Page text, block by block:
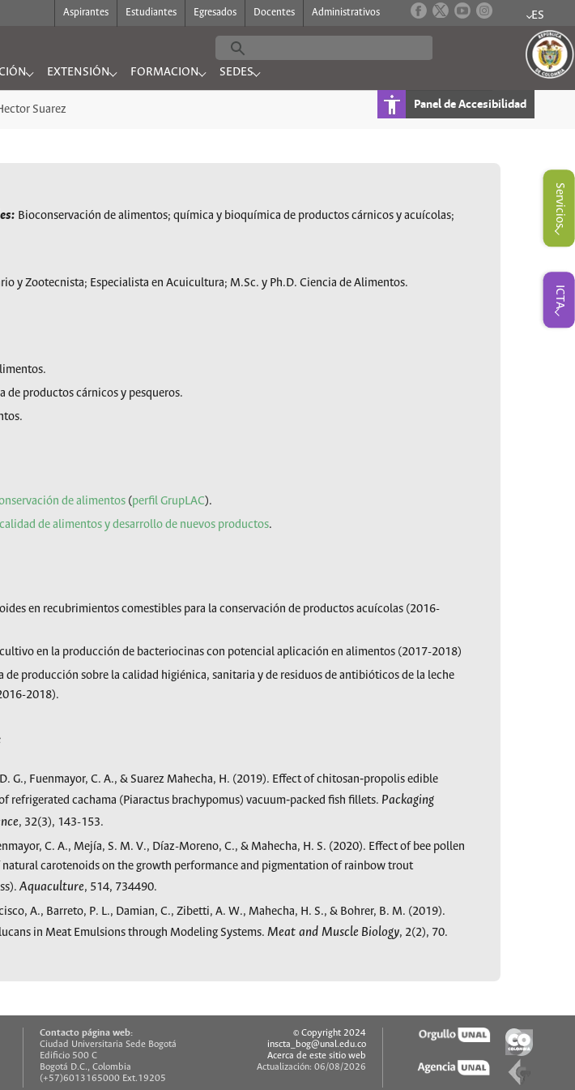
Aspirantes Estudiantes Egresados Docentes Administrativos ES
"INVESTIGACIÓN"
EXTENSIÓN
Submenu for "EXTENSIÓN"
FORMACION
Submenu for "FORMACION"
SEDES
Submenu for "SEDES"
Panel de Accesibilidad
Suarez
Bioconservación de alimentos; química y bioquímica de productos cárnicos y acuícolas;
y Zootecnista; Especialista en Acuicultura; M.Sc. y Ph.D. Ciencia de Alimentos.
de productos cárnicos y pesqueros.
de alimentos (perfil GrupLAC).
de alimentos y desarrollo de nuevos productos.
en recubrimientos comestibles para la conservación de productos acuícolas (2016-
en la producción de bacteriocinas con potencial aplicación en alimentos (2017-2018)
de producción sobre la calidad higiénica, sanitaria y de residuos de antibióticos de la leche
2018).
G., Fuenmayor, C. A., & Suarez Mahecha, H. (2019). Effect of chitosan‐propolis edible
refrigerated cachama (Piaractus brachypomus) vacuum‐packed fish fillets. Packaging
, 32(3), 143-153.
C. A., Mejía, S. M. V., Díaz-Moreno, C., & Mahecha, H. S. (2020). Effect of bee pollen
natural carotenoids on the growth performance and pigmentation of rainbow trout
Aquaculture, 514, 734490.
A., Barreto, P. L., Damian, C., Zibetti, A. W., Mahecha, H. S., & Bohrer, B. M. (2019).
in Meat Emulsions through Modeling Systems.Meat andMuscle Biology, 2(2), 70.
Servicios
Submenu for "Servicios"ICTA
Submenu for "ICTA"
Contacto página web:
Ciudad Universitaria Sede Bogotá
Edificio 500 C
Bogotá D.C., Colombia
(+57)6013165000 Ext.19205
© Copyright 2024
inscta_bog@unal.edu.co
Acerca de este sitio web
Actualización: 06/08/2026